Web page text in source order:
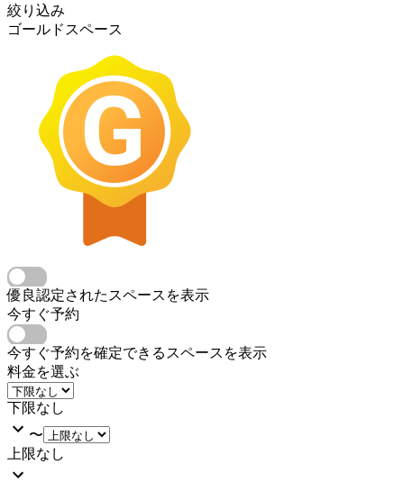
絞り込み
ゴールドスペース
優良認定されたスペースを表示
今すぐ予約
今すぐ予約を確定できるスペースを表示
料金を選ぶ
下限なし
〜
上限なし